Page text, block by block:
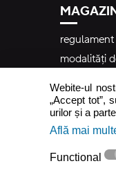
regulament
modalități
tabel de
Webite-ul
„Accept tot”,
urilor și a
Află mai
Functional